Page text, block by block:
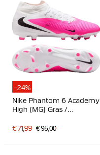
-24%
Nike Phantom 6 Academy
High (MG) Gras /
Voetbalschoenen Wit
€ 71,99 € 95,00